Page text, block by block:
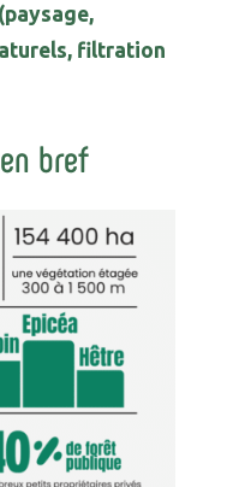
filtration
bref